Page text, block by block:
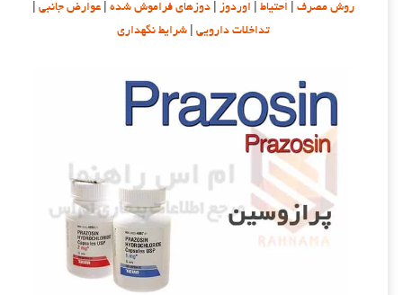
روش مصرف| احتیاط| اوردوز| دوزهای فراموش شده| عوارض جانبی|
تداخلات دارویی| شرایط نگهداری